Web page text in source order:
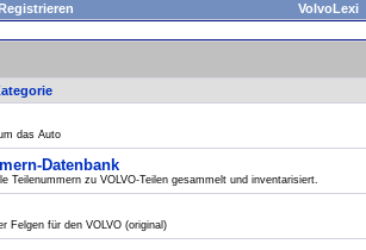
VolvoLexi
das Auto
Datenbank
Teilenummern zu VOLVO-Teilen gesammelt und inventarisiert.
Felgen für den VOLVO (original)